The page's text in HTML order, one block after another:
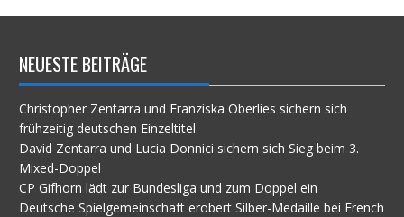
NEUESTE BEITRÄGE
Christopher Zentarra und Franziska Oberlies sichern sich
frühzeitig deutschen Einzeltitel
David Zentarra und Lucia Donnici sichern sich Sieg beim 3.
Mixed-Doppel
CP Gifhorn lädt zur Bundesliga und zum Doppel ein
Deutsche Spielgemeinschaft erobert Silber-Medaille bei French